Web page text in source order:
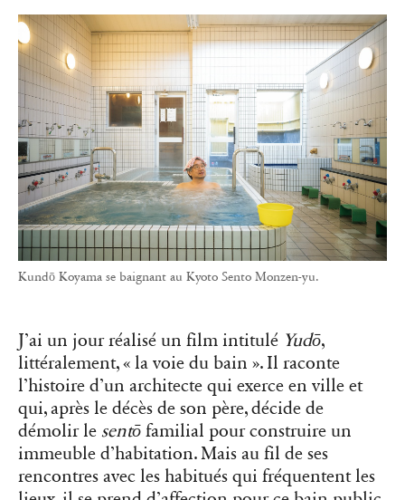
Kundō Koyama se baignant au Kyoto Sento Monzen-yu.
J’ai un jour réalisé un film intitulé Yudō,
littéralement, « la voie du bain ». Il raconte
l’histoire d’un architecte qui exerce en ville et
qui, après le décès de son père, décide de
démolir le sentō familial pour construire un
immeuble d’habitation. Mais au fil de ses
rencontres avec les habitués qui fréquentent les